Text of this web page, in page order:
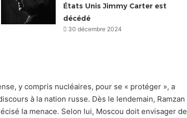
États Unis Jimmy Carter est
décédé
30 décembre 2024
y compris nucléaires, pour se « protéger », a
à la nation russe. Dès le lendemain, Ramzan
la menace. Selon lui, Moscou doit envisager de